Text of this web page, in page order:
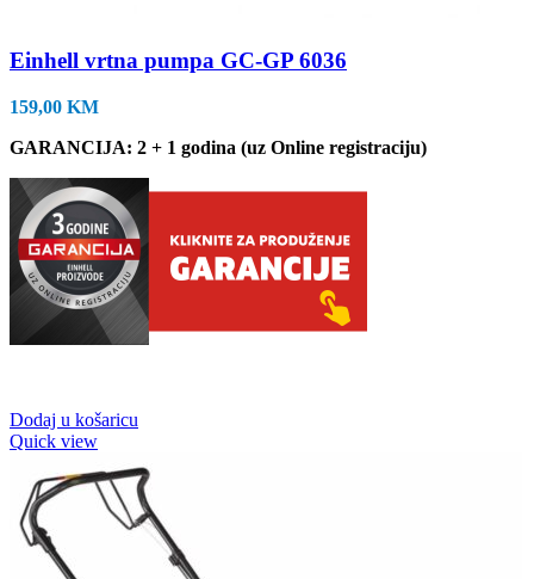
Einhell vrtna pumpa GC-GP 6036
159,00 KM
GARANCIJA: 2 + 1 godina (uz Online registraciju)
Dodaj u košaricu
Quick view